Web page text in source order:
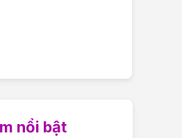
nổi bật